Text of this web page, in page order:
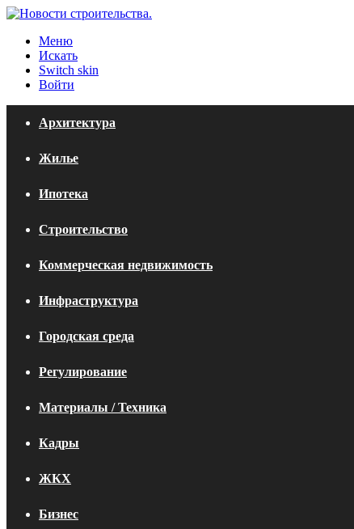
Меню
Искать
Switch skin
Войти
Архитектура
Жилье
Ипотека
Строительство
Коммерческая недвижимость
Инфраструктура
Городская среда
Регулирование
Материалы / Техника
Кадры
ЖКХ
Бизнес